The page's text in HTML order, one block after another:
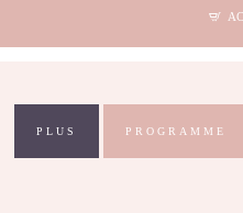
PLUS PROGRAMME